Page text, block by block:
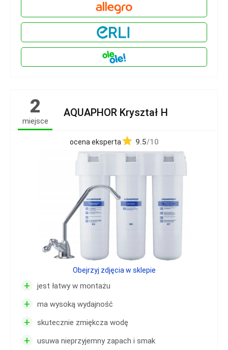
2
miejsce
AQUAPHOR Kryształ H
ocena eksperta 9.5/10
+ jest łatwy w montażu
+ ma wysoką wydajność
+ skutecznie zmiękcza wodę
+ usuwa nieprzyjemny zapach i smak
Obejrzyj zdjęcia w sklepie